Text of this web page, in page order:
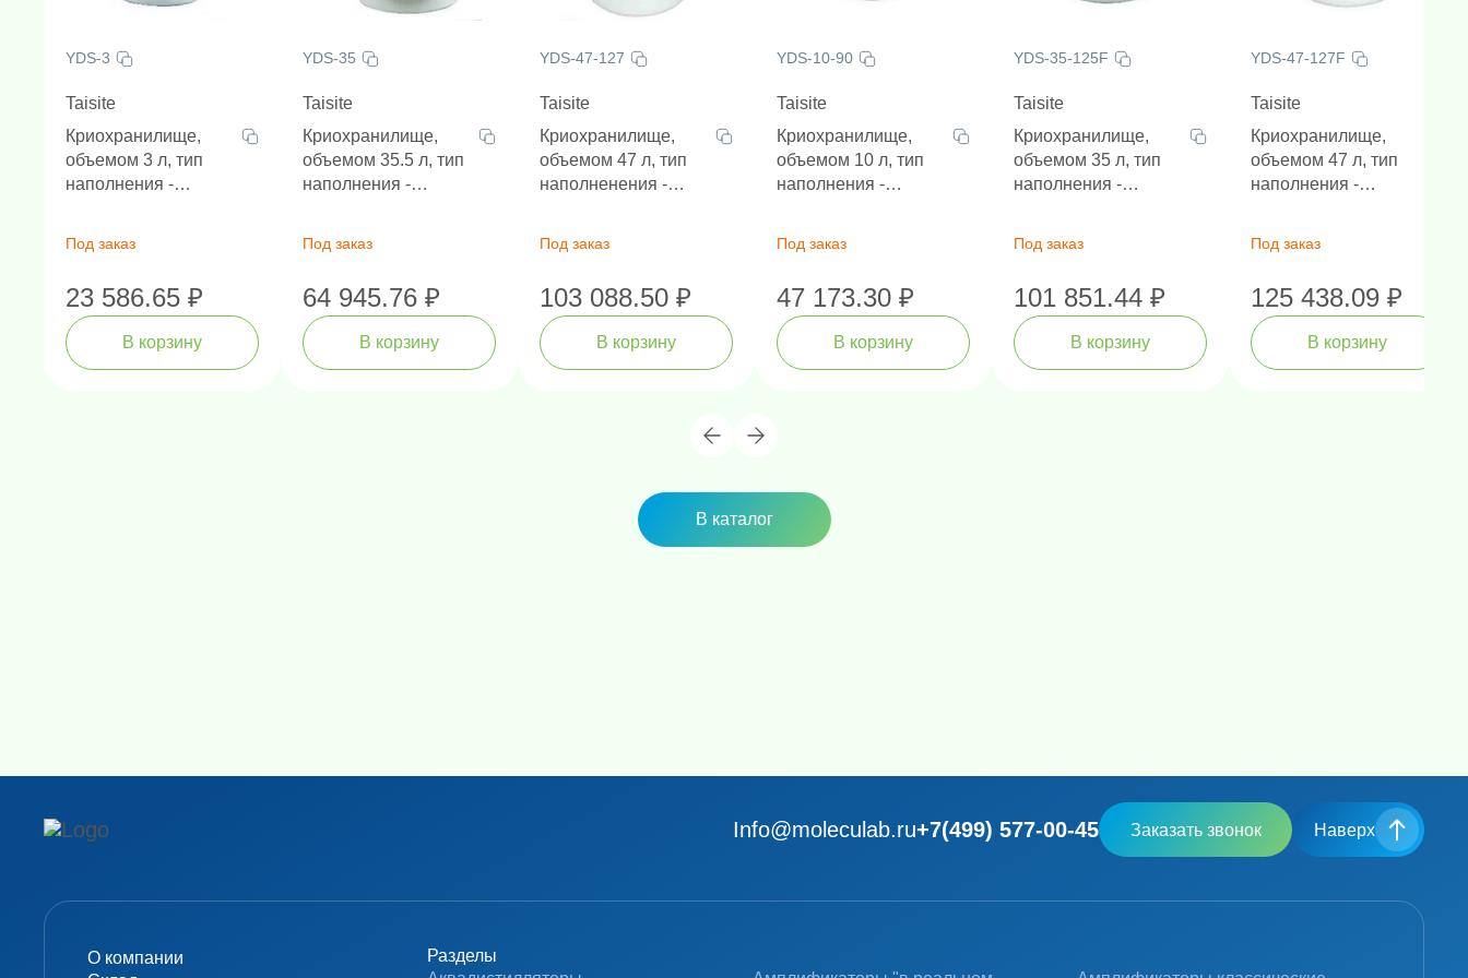
YDS-3
Taisite
Криохранилище,
объемом 3 л, тип
наполнения -
50 мм, высота 425
Под заказ
23 586.65 ₽
В корзину
YDS-35
Taisite
Криохранилище,
объемом 35.5 л, тип
наполнения -
50 мм, высота 672
Под заказ
64 945.76 ₽
В корзину
YDS-47-127
Taisite
Криохранилище,
объемом 47 л, тип
наполненения -
127 мм, высота 718
Под заказ
103 088.50 ₽
В корзину
YDS-10-90
Taisite
Криохранилище,
объемом 10 л, тип
наполнения -
90 мм, высота 538
Под заказ
47 173.30 ₽
В корзину
YDS-35-125F
Taisite
Криохранилище,
объемом 35 л, тип
наполнения -
125 мм, высота 627
Под заказ
101 851.44 ₽
В корзину
YDS-47-127F
Taisite
Криохранилище,
объемом 47 л, тип
наполнения -
127 мм, высота 718
Под заказ
125 438.09 ₽
В корзину
В каталог
Info@moleculab.ru+7(499) 577-00-45 Заказать звонок Наверх
О компании
Разделы